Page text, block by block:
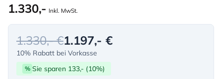
1.330,- Inkl. MwSt.
1.330,- €1.197,- €
10% Rabatt bei Vorkasse
% Sie sparen 133,- (10%)